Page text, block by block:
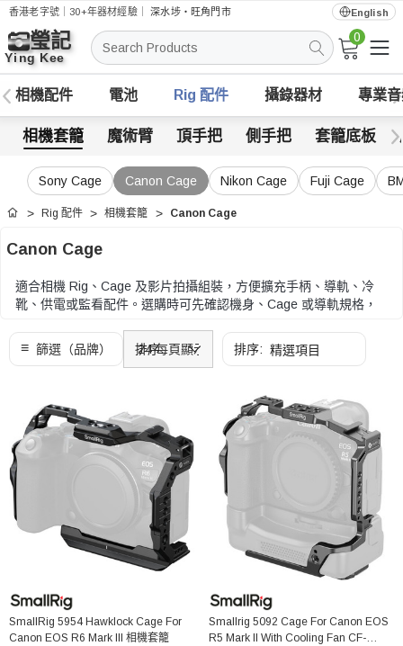
香港老字號｜30+年器材經驗｜深水埗・旺角門市 English
搜
索
0
相機配件 電池 Rig 配件 攝錄器材 專業
相機套籠 魔術臂 頂手把 側手把 套籠底板
Sony Cage Canon Cage Nikon Cage Fuji Cage
首頁 Rig 配件 相機套籠 Canon Cage
Canon Cage
適合相機 Rig、Cage 及影片拍攝組裝，方便擴充手柄、導軌、冷
靴、供電或監看配件。選購時可先確認機身、Cage 或導軌規格，
選購時可先確認機身、Cage 或導軌規格，再比較螺絲接口、安裝
位置、承重和線材走位。
SmallRig 5954 Hawklock Cage For
Canon EOS R6 Mark III 相機套籠
Smallrig 5092 Cage For Canon EOS
R5 Mark II With Cooling Fan CF-